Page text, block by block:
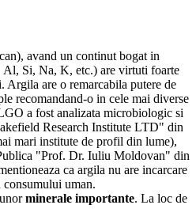
avand un continut bogat in
Al, Si, Na, K, etc.) are virtuti foarte
Argila are o remarcabila putere de
recomandand-o in cele mai diverse
a fost analizata microbiologic si
Research Institute LTD" din
mari institute de profil din lume),
"Prof. Dr. Iuliu Moldovan" din
ca argila nu are incarcare
consumului uman.
minerale importante. La loc de